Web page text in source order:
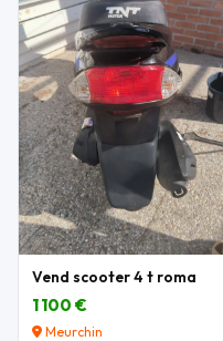
Vend scooter 4 t roma
1 100 €
Meurchin